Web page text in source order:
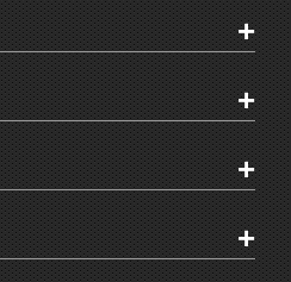
+
+
+
+